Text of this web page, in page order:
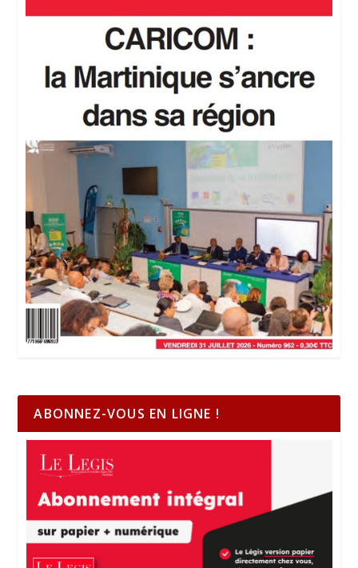
ABONNEZ-VOUS EN LIGNE !